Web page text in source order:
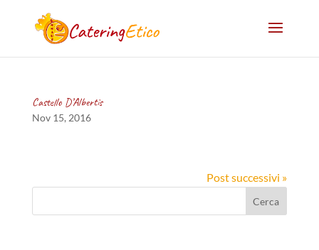
Castello D’Albertis
Nov 15, 2016
Post successivi »